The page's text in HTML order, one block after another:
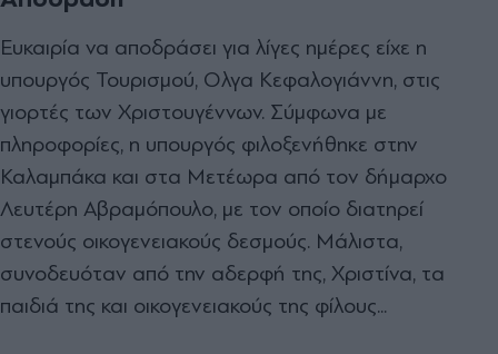
Ευκαιρία να αποδράσει για λίγες ηµέρες είχε η
υπουργός Τουρισµού, Ολγα Κεφαλογιάννη, στις
γιορτές των Χριστουγέννων. Σύµφωνα µε
πληροφορίες, η υπουργός φιλοξενήθηκε στην
Καλαµπάκα και στα Μετέωρα από τον δήµαρχο
Λευτέρη Αβραµόπουλο, µε τον οποίο διατηρεί
στενούς οικογενειακούς δεσµούς. Μάλιστα,
συνοδευόταν από την αδερφή της, Χριστίνα, τα
παιδιά της και οικογενειακούς της φίλους...